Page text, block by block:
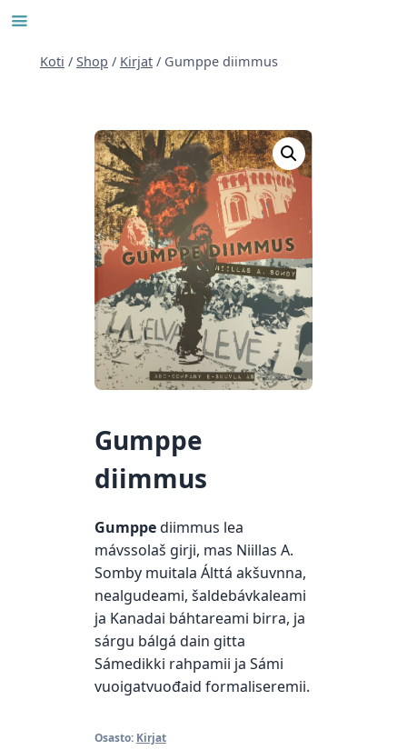
Siirry
Koti / Shop / Kirjat / Gumppe diimmus
Gumppe
diimmus
Gumppediimmus lea
mávssolaš girji, mas Niillas A.
Somby muitala Álttá akšuvnna,
nealgudeami, šaldebávkaleami
ja Kanadai báhtareami birra, ja
sárgu bálgá dain gitta
Sámedikki rahpamii ja Sámi
vuoigatvuođaid formaliseremii.
Osasto: Kirjat